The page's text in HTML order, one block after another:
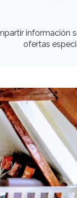
información
ofertas